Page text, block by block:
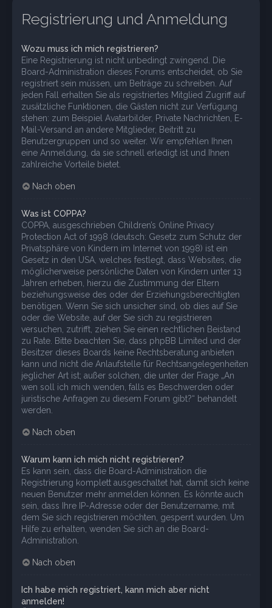
Registrierung und Anmeldung
Wozu muss ich mich registrieren?
Eine Registrierung ist nicht unbedingt zwingend. Die
Board-Administration dieses Forums entscheidet, ob Sie
registriert sein müssen, um Beiträge zu schreiben. Auf
jeden Fall erhalten Sie als registriertes Mitglied Zugriff auf
zusätzliche Funktionen, die Gästen nicht zur Verfügung
stehen: zum Beispiel Avatarbilder, Private Nachrichten, E-
Mail-Versand an andere Mitglieder, Beitritt zu
Benutzergruppen und so weiter. Wir empfehlen Ihnen
eine Anmeldung, da sie schnell erledigt ist und Ihnen
zahlreiche Vorteile bietet.
Nach oben
Was ist COPPA?
COPPA, ausgeschrieben Children’s Online Privacy
Protection Act of 1998 (deutsch: Gesetz zum Schutz der
Privatsphäre von Kindern im Internet von 1998) ist ein
Gesetz in den USA, welches festlegt, dass Websites, die
möglicherweise persönliche Daten von Kindern unter 13
Jahren erheben, hierzu die Zustimmung der Eltern
beziehungsweise des oder der Erziehungsberechtigten
benötigen. Wenn Sie sich unsicher sind, ob dies auf Sie
oder die Website, auf der Sie sich zu registrieren
versuchen, zutrifft, ziehen Sie einen rechtlichen Beistand
zu Rate. Bitte beachten Sie, dass phpBB Limited und der
Besitzer dieses Boards keine Rechtsberatung anbieten
kann und nicht die Anlaufstelle für Rechtsangelegenheiten
jeglicher Art ist; außer solchen, die unter der Frage „An
wen soll ich mich wenden, falls es Beschwerden oder
juristische Anfragen zu diesem Forum gibt?“ behandelt
werden.
Nach oben
Warum kann ich mich nicht registrieren?
Es kann sein, dass die Board-Administration die
Registrierung komplett ausgeschaltet hat, damit sich keine
neuen Benutzer mehr anmelden können. Es könnte auch
sein, dass Ihre IP-Adresse oder der Benutzername, mit
dem Sie sich registrieren möchten, gesperrt wurden. Um
Hilfe zu erhalten, wenden Sie sich an die Board-
Administration.
Nach oben
Ich habe mich registriert, kann mich aber nicht
anmelden!